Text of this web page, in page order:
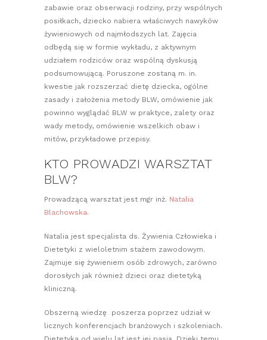
zabawie oraz obserwacji rodziny, przy wspólnych
posiłkach, dziecko nabiera właściwych nawyków
żywieniowych od najmłodszych lat. Zajęcia
odbędą się w formie wykładu, z aktywnym
udziałem rodziców oraz wspólną dyskusją
podsumowującą. Poruszone zostaną m. in.
kwestie jak rozszerzać dietę dziecka, ogólne
zasady i założenia metody BLW, omówienie jak
powinno wyglądać BLW w praktyce, zalety oraz
wady metody, omówienie wszelkich obaw i
mitów, przykładowe przepisy.
KTO PROWADZI WARSZTAT
BLW?
Prowadzącą warsztat jest mgr inż. Natalia
Blachowska.
Natalia jest specjalista ds. Żywienia Człowieka i
Dietetyki z wieloletnim stażem zawodowym.
Zajmuje się żywieniem osób zdrowych, zarówno
dorosłych jak również dzieci oraz dietetyką
kliniczną.
Obszerną wiedzę poszerza poprzez udział w
licznych konferencjach branżowych i szkoleniach.